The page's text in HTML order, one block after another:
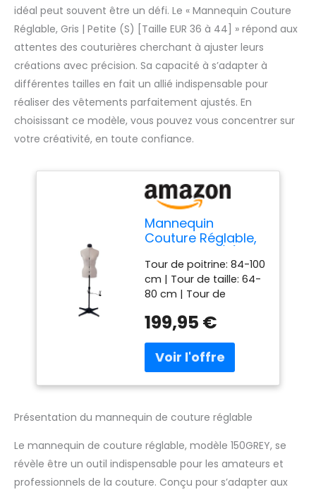
idéal peut souvent être un défi. Le « Mannequin Couture
Réglable, Gris | Petite (S) [Taille EUR 36 à 44] » répond aux
attentes des couturières cherchant à ajuster leurs
créations avec précision. Sa capacité à s’adapter à
différentes tailles en fait un allié indispensable pour
réaliser des vêtements parfaitement ajustés. En
choisissant ce modèle, vous pouvez vous concentrer sur
votre créativité, en toute confiance.
Mannequin
Couture Réglable,
[Taille EUR 36 à 44]
Tour de poitrine: 84-100
cm | Tour de taille: 64-
80 cm | Tour de
Longueur du dos: 38-43
45 cm | Hauteur totale:
137-187 cm | Tour de
taille à la hanche: 17-23
épaules: 13 cm | Tour
d'Épaule au mamelon:
25 cm | Si vous plaît
verifier vos mesures
199,95 €
Présentation du mannequin de couture réglable
Le mannequin de couture réglable, modèle 150GREY, se
révèle être un outil indispensable pour les amateurs et
professionnels de la couture. Conçu pour s’adapter aux